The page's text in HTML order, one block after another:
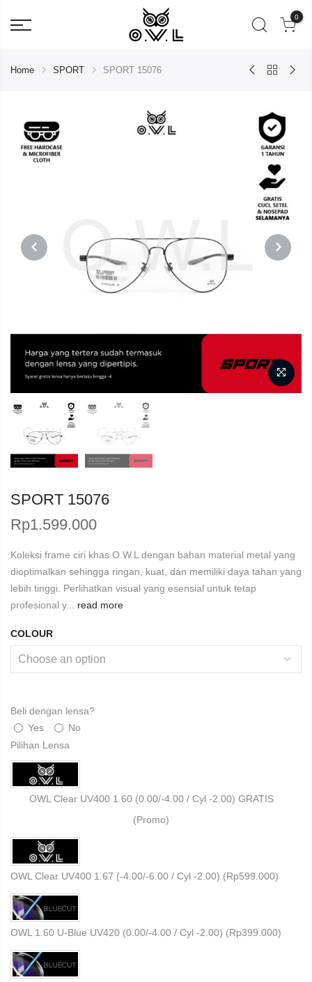
0
Home SPORT SPORT 15076
SPORT 15076
Rp1.599.000
Koleksi frame ciri khas O.W.L dengan bahan material metal yang
dioptimalkan sehingga ringan, kuat, dan memiliki daya tahan yang
lebih tinggi. Perlihatkan visual yang esensial untuk tetap
profesional y... read more
COLOUR
Beli dengan lensa?
Yes
No
Pilihan Lensa
OWL Clear UV400 1.60 (0.00/-4.00 / Cyl -2.00) GRATIS
(Promo)
OWL Clear UV400 1.67 (-4.00/-6.00 / Cyl -2.00) (Rp599.000)
OWL 1.60 U-Blue UV420 (0.00/-4.00 / Cyl -2.00) (Rp399.000)